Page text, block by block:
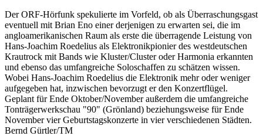
Der ORF-Hörfunk spekulierte im Vorfeld, ob als Überraschungsgast
eventuell mit Brian Eno einer derjenigen zu erwarten sei, die im
angloamerikanischen Raum als erste die überragende Leistung von
Hans-Joachim Roedelius als Elektronikpionier des westdeutschen
Krautrock mit Bands wie Kluster/Cluster oder Harmonia erkannten
und ebenso das umfangreiche Soloschaffen zu schätzen wissen.
Wobei Hans-Joachim Roedelius die Elektronik mehr oder weniger
aufgegeben hat, inzwischen bevorzugt er den Konzertflügel.
Geplant für Ende Oktober/November außerdem die umfangreiche
Tonträgerwerkschau "90" (Grönland) beziehungsweise für Ende
November vier Geburtstagskonzerte in vier verschiedenen Städten.
Bernd Gürtler/TM